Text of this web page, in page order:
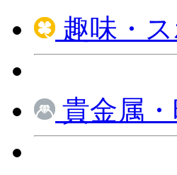
趣味・
貴金属